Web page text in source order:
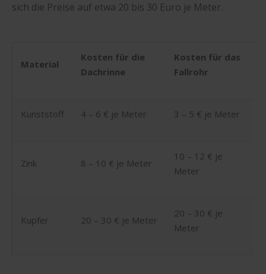
sich die Preise auf etwa 20 bis 30 Euro je Meter.
Material
Kosten für die
Dachrinne
Kosten für das
Fallrohr
Kunststoff 4 – 6 € je Meter 3 – 5 € je Meter
Zink 8 – 10 € je Meter
10 – 12 € je
Meter
Kupfer 20 – 30 € je Meter
20 – 30 € je
Meter